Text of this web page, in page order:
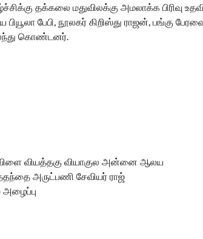
தக்கலை மதுவிலக்கு அமலாக்க
பேபி, நூலகர் கிறிஸ்து ராஜன், பங்கு
கொண்டனர்.
வியத்தகு வியாகுல அன்னை ஆலய
அருட்பணி சேவியர் ராஜ்